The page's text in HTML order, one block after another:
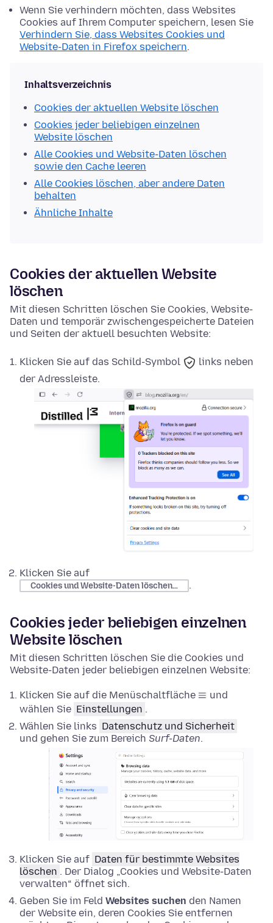
Wenn Sie verhindern möchten, dass Websites
Cookies auf Ihrem Computer speichern, lesen Sie
Verhindern Sie, dass Websites Cookies und
Website-Daten in Firefox speichern.
Inhaltsverzeichnis
Cookies der aktuellen Website löschen
Cookies jeder beliebigen einzelnen
Website löschen
Alle Cookies und Website-Daten löschen
sowie den Cache leeren
Alle Cookies löschen, aber andere Daten
behalten
Ähnliche Inhalte
Cookies der aktuellen Website
löschen
Mit diesen Schritten löschen Sie Cookies, Website-
Daten und temporär zwischengespeicherte Dateien
und Seiten der aktuell besuchten Website:
Klicken Sie auf das Schild-Symbol
links neben
der Adressleiste.
Klicken Sie auf
Cookies und Website-Daten löschen… .
Cookies jeder beliebigen einzelnen
Website löschen
Mit diesen Schritten löschen Sie die Cookies und
Website-Daten jeder beliebigen einzelnen Website:
Klicken Sie auf die Menüschaltfläche
und
wählen Sie Einstellungen .
Wählen Sie links Datenschutz und Sicherheit
und gehen Sie zum Bereich Surf-Daten.
Klicken Sie auf Daten für bestimmte Websites
löschen . Der Dialog „Cookies und Website-Daten
verwalten“ öffnet sich.
Geben Sie im Feld Websites suchen den Namen
der Website ein, deren Cookies Sie entfernen